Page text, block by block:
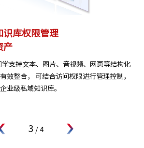
识库权限管理
产
支持文本、图片、音视频、网页等结构化
效整合， 可结合访问权限进行管理控制，
业级私域知识库。
3 / 4